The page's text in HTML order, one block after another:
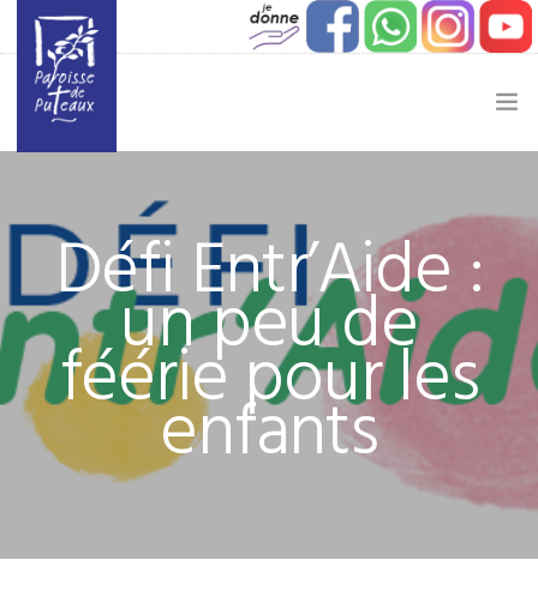
ACTUALITÉ
JEUNESSE
ETAPES DE VIE
VIE PAROISSIALE
Défi Entr’Aide :
un peu de
féérie pour les
enfants